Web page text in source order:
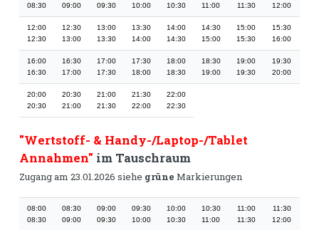
08:30
09:00
09:30
10:00
10:30
11:00
11:30
12:00
12:00
12:30
12:30
13:00
13:00
13:30
13:30
14:00
14:00
14:30
14:30
15:00
15:00
15:30
15:30
16:00
16:00
16:30
16:30
17:00
17:00
17:30
17:30
18:00
18:00
18:30
18:30
19:00
19:00
19:30
19:30
20:00
20:00
20:30
20:30
21:00
21:00
21:30
21:30
22:00
22:00
22:30
"Wertstoff- & Handy-/Laptop-/Tablet
Annahmen" im Tauschraum
Zugang am 23.01.2026 siehe grüne Markierungen
08:00
08:30
08:30
09:00
09:00
09:30
09:30
10:00
10:00
10:30
10:30
11:00
11:00
11:30
11:30
12:00